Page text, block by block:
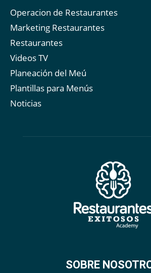
Operacion de Restaurantes
Marketing Restaurantes
Restaurantes
Videos TV
Planeación del Meú
Plantillas para Menús
Noticias
SOBRE